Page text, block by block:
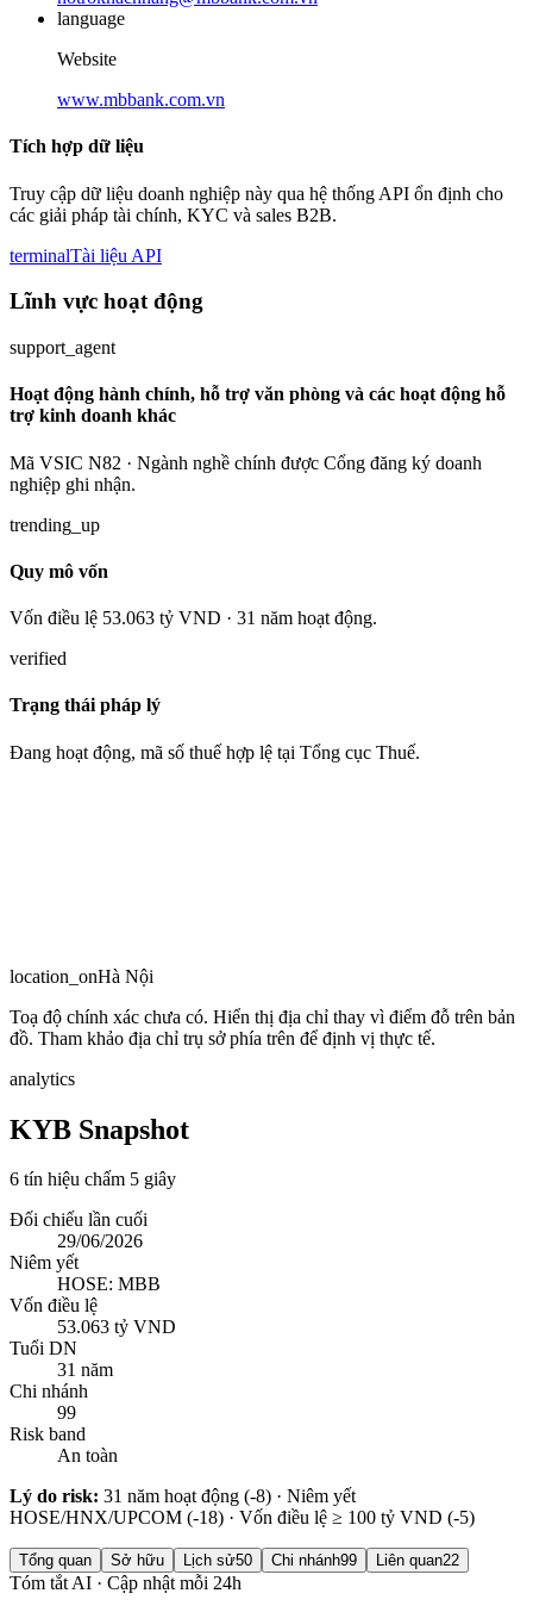
language
Website
www.mbbank.com.vn
Tích hợp dữ liệu
Truy cập dữ liệu doanh nghiệp này qua hệ thống API ổn định cho
các giải pháp tài chính, KYC và sales B2B.
terminalTài liệu API
Lĩnh vực hoạt động
support_agent
Hoạt động hành chính, hỗ trợ văn phòng và các hoạt động hỗ
trợ kinh doanh khác
Mã VSIC N82 · Ngành nghề chính được Cổng đăng ký doanh
nghiệp ghi nhận.
trending_up
Quy mô vốn
Vốn điều lệ 53.063 tỷ VND · 31 năm hoạt động.
verified
Trạng thái pháp lý
Đang hoạt động, mã số thuế hợp lệ tại Tổng cục Thuế.
location_onHà Nội
Toạ độ chính xác chưa có. Hiển thị địa chỉ thay vì điểm đỗ trên bản
đồ. Tham khảo địa chỉ trụ sở phía trên để định vị thực tế.
analytics
KYB Snapshot
6 tín hiệu chấm 5 giây
Đối chiếu lần cuối
29/06/2026
Niêm yết
HOSE: MBB
Vốn điều lệ
53.063 tỷ VND
Tuổi DN
31 năm
Chi nhánh
99
Risk band
An toàn
Lý do risk: 31 năm hoạt động (-8) · Niêm yết
HOSE/HNX/UPCOM (-18) · Vốn điều lệ ≥ 100 tỷ VND (-5)
Tổng quan Sở hữu Lịch sử50 Chi nhánh99 Liên quan22
Tóm tắt AI · Cập nhật mỗi 24h